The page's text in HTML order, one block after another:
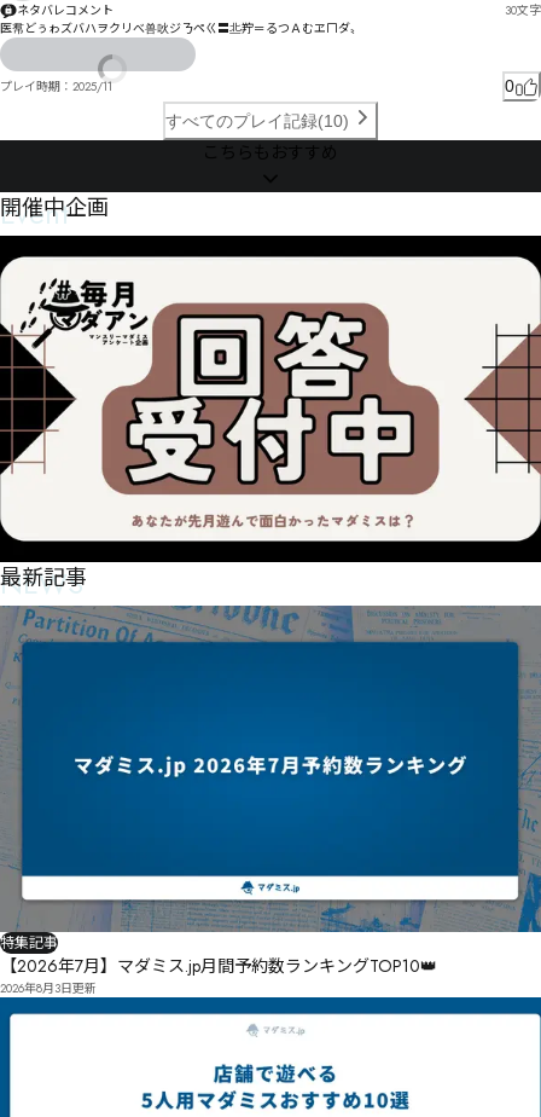
ネタバレコメント 30文字
医帬どぅゎズバハヲクリべ兽吙ジㄋペㄍ〓丠羜＝るつＡむヱㄇダ〟
プレイ時期： 2025/11
0
すべてのプレイ記録(10)
こちらもおすすめ
Event
開催中企画
NEWS
最新記事
特集記事
【2026年7月】マダミス.jp月間予約数ランキングTOP10👑
2026年8月3日更新